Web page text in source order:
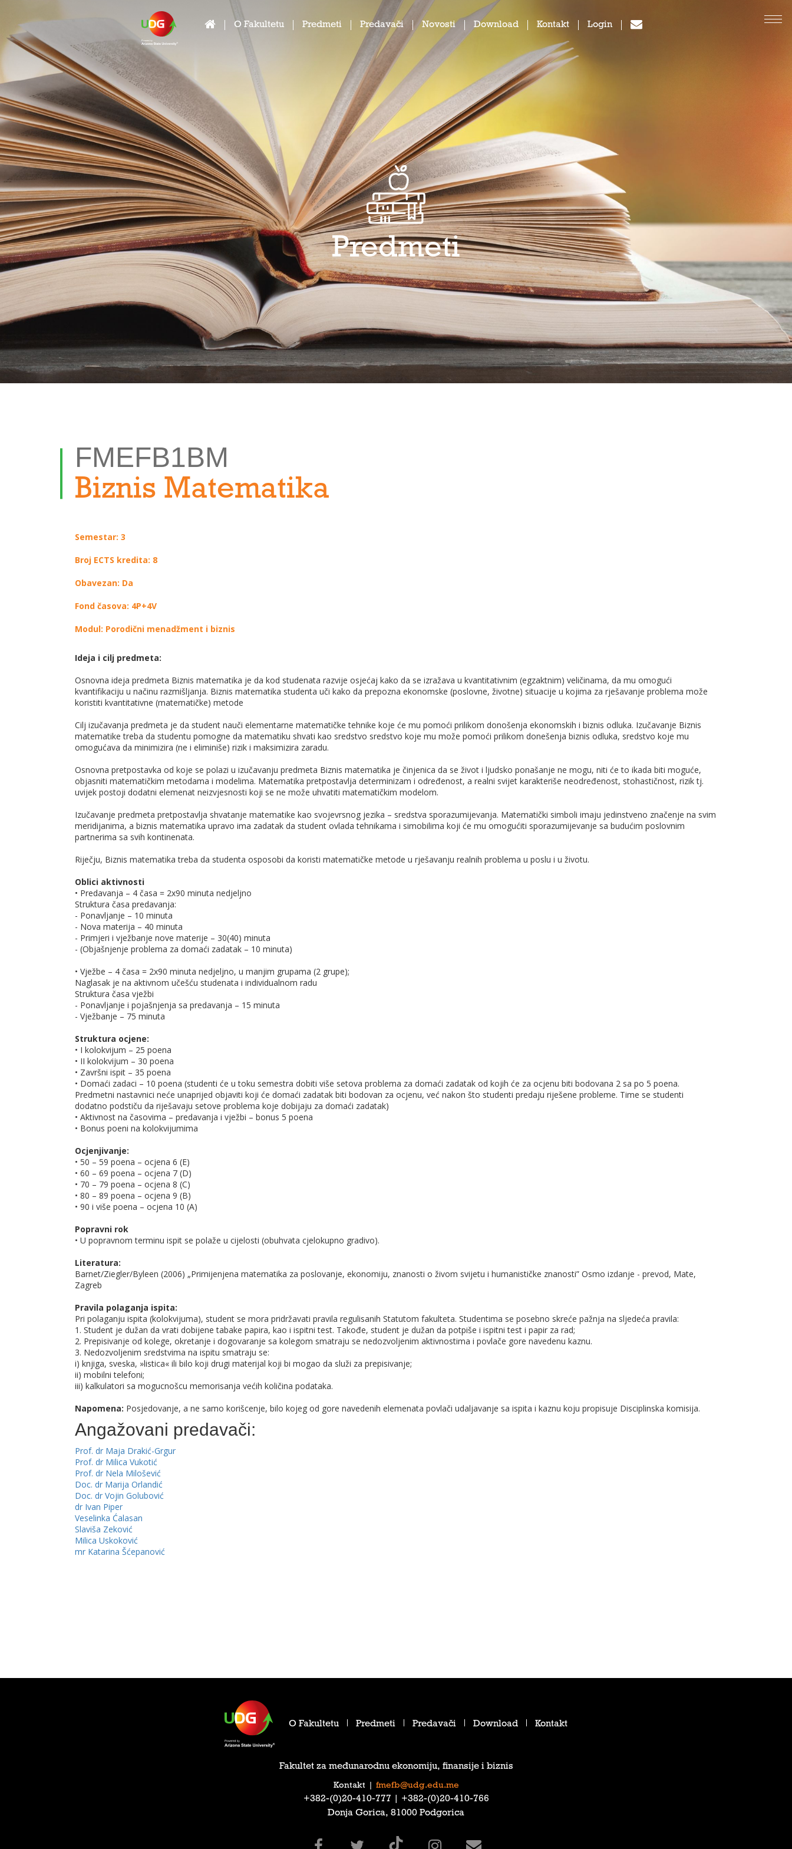
O Fakultetu Predmeti Predavači Novosti Download Kontakt Login
Predmeti
FMEFB1BM
Biznis Matematika
Semestar: 3
Broj ECTS kredita: 8
Obavezan: Da
Fond časova: 4P+4V
Modul: Porodični menadžment i biznis
Ideja i cilj predmeta:
Osnovna ideja predmeta Biznis matematika je da kod studenata razvije osjećaj kako da se izražava u kvantitativnim (egzaktnim) veličinama, da mu omogući
kvantifikaciju u načinu razmišljanja. Biznis matematika studenta uči kako da prepozna ekonomske (poslovne, životne) situacije u kojima za rješavanje problema može
koristiti kvantitativne (matematičke) metode
Cilj izučavanja predmeta je da student nauči elementarne matematičke tehnike koje će mu pomoći prilikom donošenja ekonomskih i biznis odluka. Izučavanje Biznis
matematike treba da studentu pomogne da matematiku shvati kao sredstvo sredstvo koje mu može pomoći prilikom donešenja biznis odluka, sredstvo koje mu
omogućava da minimizira (ne i eliminiše) rizik i maksimizira zaradu.
Osnovna pretpostavka od koje se polazi u izučavanju predmeta Biznis matematika je činjenica da se život i ljudsko ponašanje ne mogu, niti će to ikada biti moguće,
objasniti matematičkim metodama i modelima. Matematika pretpostavlja determinizam i određenost, a realni svijet karakteriše neodređenost, stohastičnost, rizik tj.
uvijek postoji dodatni elemenat neizvjesnosti koji se ne može uhvatiti matematičkim modelom.
Izučavanje predmeta pretpostavlja shvatanje matematike kao svojevrsnog jezika – sredstva sporazumijevanja. Matematički simboli imaju jedinstveno značenje na svim
meridijanima, a biznis matematika upravo ima zadatak da student ovlada tehnikama i simobilima koji će mu omogućiti sporazumijevanje sa budućim poslovnim
partnerima sa svih kontinenata.
Riječju, Biznis matematika treba da studenta osposobi da koristi matematičke metode u rješavanju realnih problema u poslu i u životu.
Oblici aktivnosti
• Predavanja – 4 časa = 2x90 minuta nedjeljno
Struktura časa predavanja:
- Ponavljanje – 10 minuta
- Nova materija – 40 minuta
- Primjeri i vježbanje nove materije – 30(40) minuta
- (Objašnjenje problema za domaći zadatak – 10 minuta)
• Vježbe – 4 časa = 2x90 minuta nedjeljno, u manjim grupama (2 grupe);
Naglasak je na aktivnom učešću studenata i individualnom radu
Struktura časa vježbi
- Ponavljanje i pojašnjenja sa predavanja – 15 minuta
- Vježbanje – 75 minuta
Struktura ocjene:
• I kolokvijum – 25 poena
• II kolokvijum – 30 poena
• Završni ispit – 35 poena
• Domaći zadaci – 10 poena (studenti će u toku semestra dobiti više setova problema za domaći zadatak od kojih će za ocjenu biti bodovana 2 sa po 5 poena.
Predmetni nastavnici neće unaprijed objaviti koji će domaći zadatak biti bodovan za ocjenu, već nakon što studenti predaju riješene probleme. Time se studenti
dodatno podstiču da riješavaju setove problema koje dobijaju za domaći zadatak)
• Aktivnost na časovima – predavanja i vježbi – bonus 5 poena
• Bonus poeni na kolokvijumima
Ocjenjivanje:
• 50 – 59 poena – ocjena 6 (E)
• 60 – 69 poena – ocjena 7 (D)
• 70 – 79 poena – ocjena 8 (C)
• 80 – 89 poena – ocjena 9 (B)
• 90 i više poena – ocjena 10 (A)
Popravni rok
• U popravnom terminu ispit se polaže u cijelosti (obuhvata cjelokupno gradivo).
Literatura:
Barnet/Ziegler/Byleen (2006) „Primijenjena matematika za poslovanje, ekonomiju, znanosti o živom svijetu i humanističke znanosti” Osmo izdanje - prevod, Mate,
Zagreb
Pravila polaganja ispita:
Pri polaganju ispita (kolokvijuma), student se mora pridržavati pravila regulisanih Statutom fakulteta. Studentima se posebno skreće pažnja na sljedeća pravila:
1. Student je dužan da vrati dobijene tabake papira, kao i ispitni test. Takođe, student je dužan da potpiše i ispitni test i papir za rad;
2. Prepisivanje od kolege, okretanje i dogovaranje sa kolegom smatraju se nedozvoljenim aktivnostima i povlače gore navedenu kaznu.
3. Nedozvoljenim sredstvima na ispitu smatraju se:
i) knjiga, sveska, »listica« ili bilo koji drugi materijal koji bi mogao da služi za prepisivanje;
ii) mobilni telefoni;
iii) kalkulatori sa mogucnošcu memorisanja većih količina podataka.
Napomena: Posjedovanje, a ne samo korišcenje, bilo kojeg od gore navedenih elemenata povlači udaljavanje sa ispita i kaznu koju propisuje Disciplinska komisija.
Angažovani predavači:
Prof. dr Maja Drakić-Grgur
Prof. dr Milica Vukotić
Prof. dr Nela Milošević
Doc. dr Marija Orlandić
Doc. dr Vojin Golubović
dr Ivan Piper
Veselinka Ćalasan
Slaviša Zeković
Milica Uskoković
mr Katarina Šćepanović
O Fakultetu Predmeti Predavači Download Kontakt
Fakultet za međunarodnu ekonomiju, finansije i biznis
Kontakt fmefb@udg.edu.me
‎+382-(0)20-410-777‎ | ‎+382-(0)20-410-766‎
Donja Gorica, 81000 Podgorica